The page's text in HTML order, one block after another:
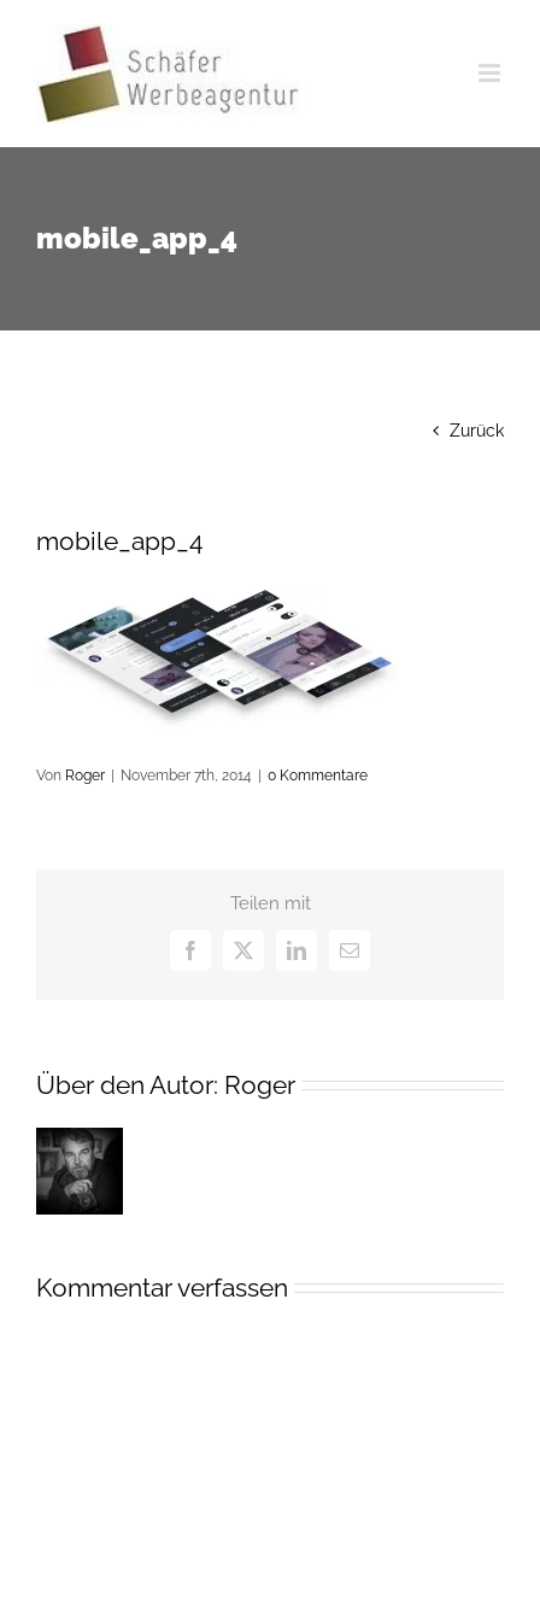
springen
mobile_app_4
Zurück
mobile_app_4
Von Roger November 7th, 2014 0 Kommentare
Teilen mit
Facebook
X LinkedIn
E-
Über den Autor: Roger
Kommentar verfassen